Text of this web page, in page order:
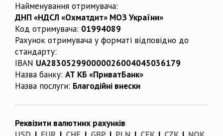
Найменування отримувача:
ДНП «НДСЛ «Охматдит» МОЗ України»
Код отримувача: 01994089
Рахунок отримувача у форматі відповідно до
стандарту:
IBAN UA283052990000026004045036179
Назва банку: АТ КБ «ПриватБанк»
Назва послуги: Благодійні внески
Реквізити валютних рахунків